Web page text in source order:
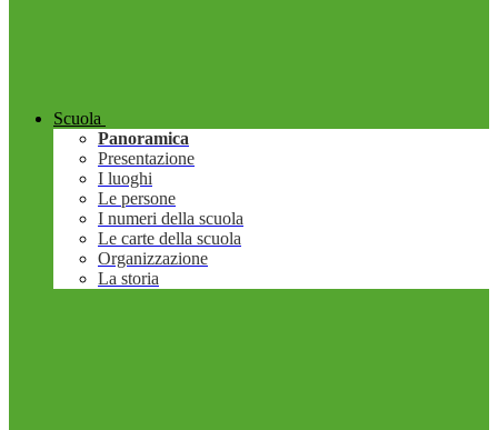
Scuola
Panoramica
Presentazione
I luoghi
Le persone
I numeri della scuola
Le carte della scuola
Organizzazione
La storia